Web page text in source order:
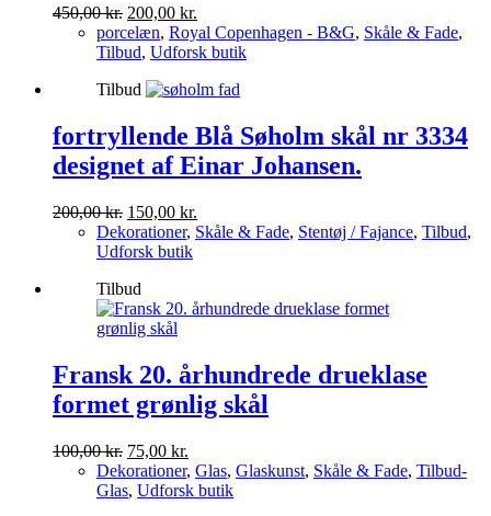
450,00kr. Den
oprindelige
pris
450,00 kr..
200,00 kr.
aktuelle
pris
200,00 kr..
porcelæn, Royal Copenhagen - B&G, Skåle & Fade,
Tilbud, Udforsk butik
Tilbud
fortryllende Blå Søholm skål nr 3334
designet af Einar Johansen.
200,00kr. Den
oprindelige
pris
200,00 kr..
150,00 kr.
aktuelle
Dekorationer, Skåle & Fade, Stentøj / Fajance, Tilbud,
Udforsk butik
Tilbud
Fransk 20. århundrede drueklase
formet grønlig skål
100,00kr. Den
oprindelige
pris
75,00 kr.
aktuelle
pris
Dekorationer, Glas, Glaskunst, Skåle & Fade, Tilbud-
Glas, Udforsk butik